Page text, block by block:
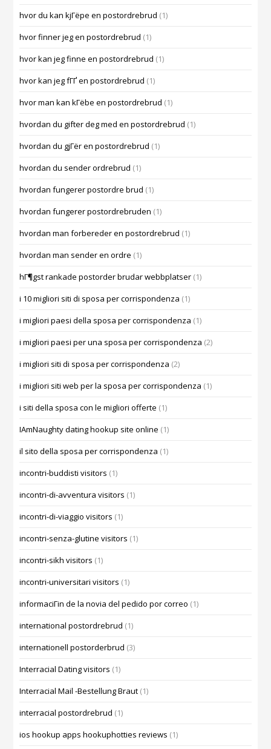
hvor du kan kjГёpe en postordrebrud (1)
hvor finner jeg en postordrebrud (1)
hvor kan jeg finne en postordrebrud (1)
hvor kan jeg fГҐ en postordrebrud (1)
hvor man kan kГёbe en postordrebrud (1)
hvordan du gifter deg med en postordrebrud (1)
hvordan du gjГёr en postordrebrud (1)
hvordan du sender ordrebrud (1)
hvordan fungerer postordre brud (1)
hvordan fungerer postordrebruden (1)
hvordan man forbereder en postordrebrud (1)
hvordan man sender en ordre (1)
hГ¶gst rankade postorder brudar webbplatser (1)
i 10 migliori siti di sposa per corrispondenza (1)
i migliori paesi della sposa per corrispondenza (1)
i migliori paesi per una sposa per corrispondenza (2)
i migliori siti di sposa per corrispondenza (2)
i migliori siti web per la sposa per corrispondenza (1)
i siti della sposa con le migliori offerte (1)
IAmNaughty dating hookup site online (1)
il sito della sposa per corrispondenza (1)
incontri-buddisti visitors (1)
incontri-di-avventura visitors (1)
incontri-di-viaggio visitors (1)
incontri-senza-glutine visitors (1)
incontri-sikh visitors (1)
incontri-universitari visitors (1)
informaciГіn de la novia del pedido por correo (1)
international postordrebrud (1)
internationell postorderbrud (3)
Interracial Dating visitors (1)
Interracial Mail -Bestellung Braut (1)
interracial postordrebrud (1)
ios hookup apps hookuphotties reviews (1)